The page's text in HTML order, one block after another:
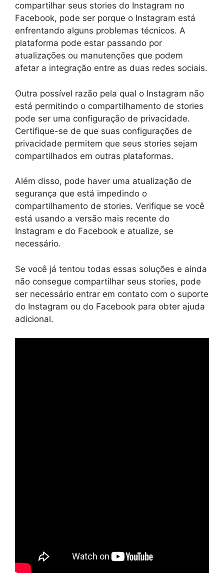
compartilhar seus stories do Instagram no
Facebook, pode ser porque o Instagram está
enfrentando alguns problemas técnicos. A
plataforma pode estar passando por
atualizações ou manutenções que podem
afetar a integração entre as duas redes sociais.
Outra possível razão pela qual o Instagram não
está permitindo o compartilhamento de stories
pode ser uma configuração de privacidade.
Certifique-se de que suas configurações de
privacidade permitem que seus stories sejam
compartilhados em outras plataformas.
Além disso, pode haver uma atualização de
segurança que está impedindo o
compartilhamento de stories. Verifique se você
está usando a versão mais recente do
Instagram e do Facebook e atualize, se
necessário.
Se você já tentou todas essas soluções e ainda
não consegue compartilhar seus stories, pode
ser necessário entrar em contato com o suporte
do Instagram ou do Facebook para obter ajuda
adicional.